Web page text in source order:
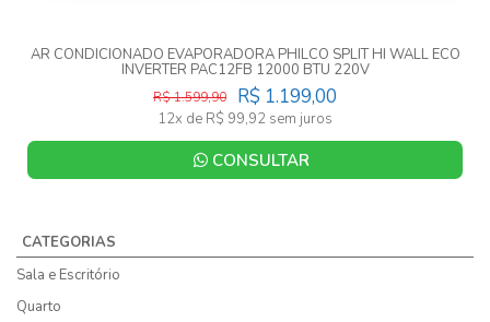
CATEGORIAS
Sala e Escritório
Quarto
AR CONDICIONADO EVAPORADORA PHILCO SPLIT HI WALL ECO
INVERTER PAC12FB 12000 BTU 220V
R$ 1.199,00
R$ 1.599,90
12x de R$ 99,92 sem juros
CONSULTAR